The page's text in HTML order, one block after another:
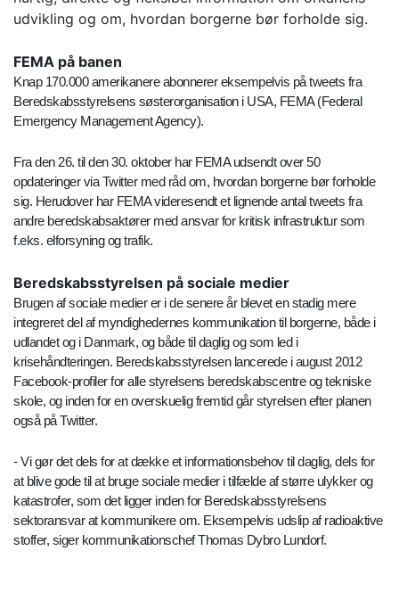
udvikling og om, hvordan borgerne bør forholde sig.
FEMA på banen
Knap 170.000 amerikanere abonnerer eksempelvis på tweets fra
Beredskabsstyrelsens søsterorganisation i USA, FEMA (Federal
Emergency Management Agency).
Fra den 26. til den 30. oktober har FEMA udsendt over 50
opdateringer via Twitter med råd om, hvordan borgerne bør forholde
sig. Herudover har FEMA videresendt et lignende antal tweets fra
andre beredskabsaktører med ansvar for kritisk infrastruktur som
f.eks. elforsyning og trafik.
Beredskabsstyrelsen på sociale medier
Brugen af sociale medier er i de senere år blevet en stadig mere
integreret del af myndighedernes kommunikation til borgerne, både i
udlandet og i Danmark, og både til daglig og som led i
krisehåndteringen. Beredskabsstyrelsen lancerede i august 2012
Facebook-profiler for alle styrelsens beredskabscentre og tekniske
skole, og inden for en overskuelig fremtid går styrelsen efter planen
også på Twitter.
- Vi gør det dels for at dække et informationsbehov til daglig, dels for
at blive gode til at bruge sociale medier i tilfælde af større ulykker og
katastrofer, som det ligger inden for Beredskabsstyrelsens
sektoransvar at kommunikere om. Eksempelvis udslip af radioaktive
stoffer, siger kommunikationschef Thomas Dybro Lundorf.